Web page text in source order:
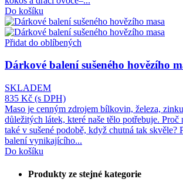
Do košíku
Přidat do oblíbených
Dárkové balení sušeného hovězího
SKLADEM
835 Kč (s DPH)
Maso je cenným zdrojem bílkovin, železa,
důležitých látek, které naše tělo potřebuje. Proč
také v sušené podobě, když chutná tak skvěle?
balení vynikajícího...
Do košíku
Produkty ze stejné kategorie